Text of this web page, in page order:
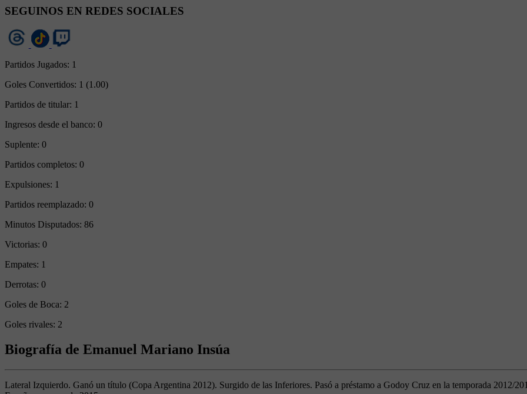
SEGUINOS EN REDES SOCIALES
Partidos Jugados: 1
Goles Convertidos: 1 (1.00)
Partidos de titular: 1
Ingresos desde el banco: 0
Suplente: 0
Partidos completos: 0
Expulsiones: 1
Partidos reemplazado: 0
Minutos Disputados: 86
Victorias: 0
Empates: 1
Derrotas: 0
Goles de Boca: 2
Goles rivales: 2
Biografía de Emanuel Mariano Insúa
Lateral Izquierdo. Ganó un título (Copa Argentina 2012). Surgido de las Inferiores. Pasó a préstamo a Godoy Cruz en la temporada 2012/